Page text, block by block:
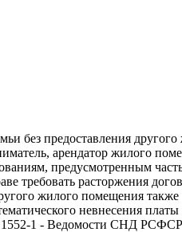
без предоставления
арендатор жилого
предусмотренным
требовать расторжения
жилого помещения
невнесения
1 - Ведомости СНД